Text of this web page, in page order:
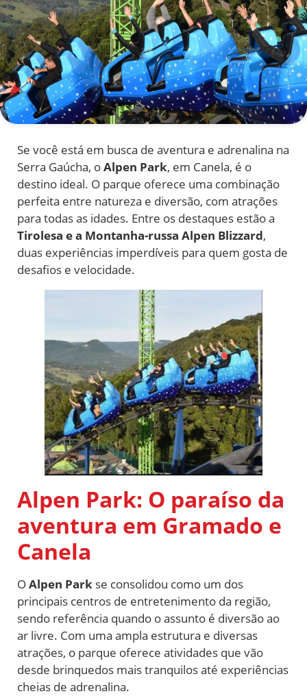
Se você está em busca de aventura e adrenalina na
Serra Gaúcha, oAlpen Park, em Canela, é o
destino ideal. O parque oferece uma combinação
perfeita entre natureza e diversão, com atrações
para todas as idades. Entre os destaques estão a
Tirolesa e a Montanha-russa Alpen Blizzard,
duas experiências imperdíveis para quem gosta de
desafios e velocidade.
Alpen Park: O paraíso da
aventura em Gramado e
Canela
OAlpen Park se consolidou como um dos
principais centros de entretenimento da região,
sendo referência quando o assunto é diversão ao
ar livre. Com uma ampla estrutura e diversas
atrações, o parque oferece atividades que vão
desde brinquedos mais tranquilos até experiências
cheias de adrenalina.